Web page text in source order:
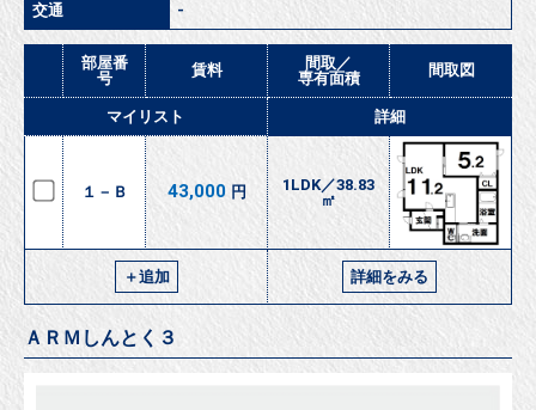
交通 -
部屋番
号
賃料
間取／
専有面積
間取図
マイリスト 詳細
１－Ｂ 43,000 円
1LDK／38.83
㎡
＋追加 詳細をみる
ＡＲＭしんとく３